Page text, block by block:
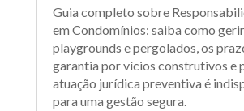
Guia completo sobre
em Condomínios: saiba como
playgrounds e pergolados, os
garantia por vícios construtivos e
atuação jurídica preventiva é
para uma gestão segura.